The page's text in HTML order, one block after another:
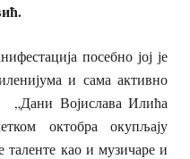
посебно јој је
и сама активно
„Дани Војислава Илића
октобра окупљају
као и музичаре и